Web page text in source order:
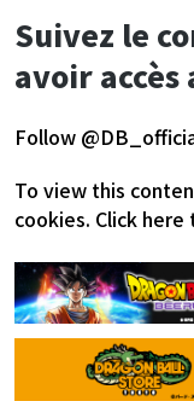
Suivez le
avoir
Follow
To view this
cookies. Click